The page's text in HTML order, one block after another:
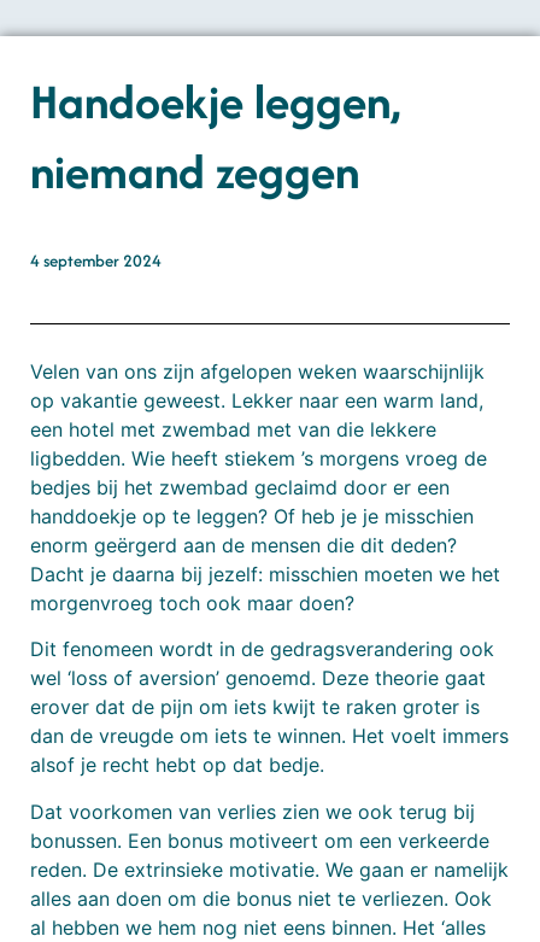
Handoekje leggen,
niemand zeggen
4 september 2024
Velen van ons zijn afgelopen weken waarschijnlijk
op vakantie geweest. Lekker naar een warm land,
een hotel met zwembad met van die lekkere
ligbedden. Wie heeft stiekem ’s morgens vroeg de
bedjes bij het zwembad geclaimd door er een
handdoekje op te leggen? Of heb je je misschien
enorm geërgerd aan de mensen die dit deden?
Dacht je daarna bij jezelf: misschien moeten we het
morgenvroeg toch ook maar doen?
Dit fenomeen wordt in de gedragsverandering ook
wel ‘loss of aversion’ genoemd. Deze theorie gaat
erover dat de pijn om iets kwijt te raken groter is
dan de vreugde om iets te winnen. Het voelt immers
alsof je recht hebt op dat bedje.
Dat voorkomen van verlies zien we ook terug bij
bonussen. Een bonus motiveert om een verkeerde
reden. De extrinsieke motivatie. We gaan er namelijk
alles aan doen om die bonus niet te verliezen. Ook
al hebben we hem nog niet eens binnen. Het ‘alles